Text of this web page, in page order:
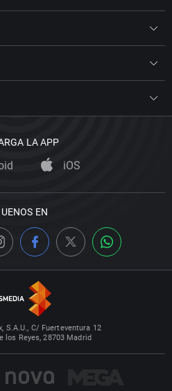
LA APP
iOS
EN
S.A.U., C/ Fuerteventura 12
los Reyes, 28703 Madrid